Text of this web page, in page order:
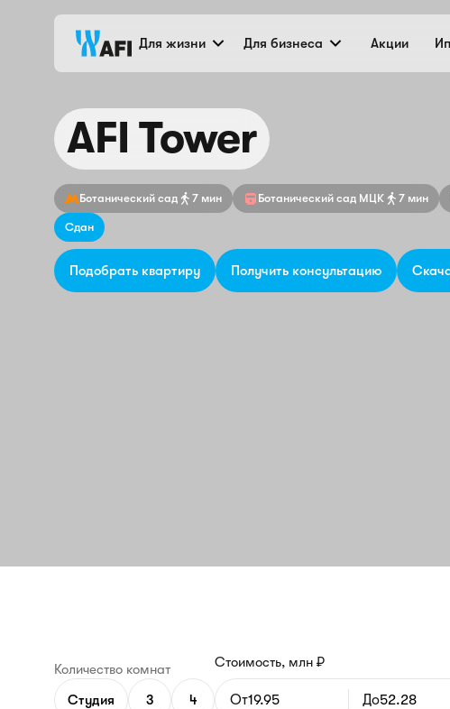
Для жизни Для бизнеса Акции
Жилой небоскреб
AFI Tower
Ботанический сад 7 мин Ботанический сад МЦК 7 мин
Сдан
Подобрать квартиру Получить консультацию
Количество комнат
Студия
3 4
Стоимость, млн ₽
От До